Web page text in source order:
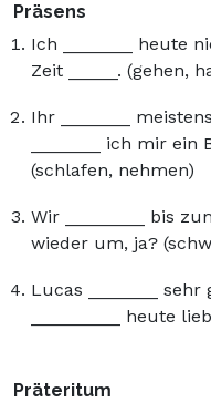
Präsens
Ich _______ heute
Zeit _____. (gehen,
Ihr _______
_______ ich mir
(schlafen, nehmen)
Wir ________ bis
wieder um, ja?
Lucas _______ sehr
_________ heute
Präteritum